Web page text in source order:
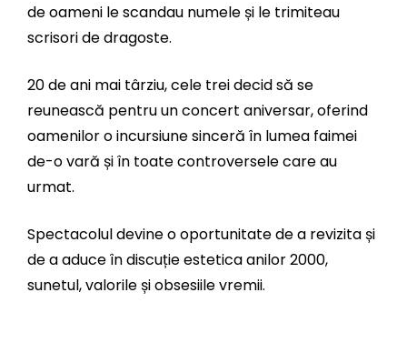
de oameni le scandau numele și le trimiteau
scrisori de dragoste.
20 de ani mai târziu, cele trei decid să se
reunească pentru un concert aniversar, oferind
oamenilor o incursiune sinceră în lumea faimei
de-o vară și în toate controversele care au
urmat.
Spectacolul devine o oportunitate de a revizita și
de a aduce în discuție estetica anilor 2000,
sunetul, valorile și obsesiile vremii.